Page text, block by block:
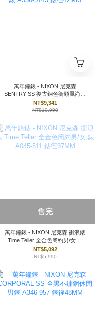
萬年鐘錶 - NIXON 尼克森
SENTRY SS 復古銅色街頭風尚男
錶 A356-5145 錶徑42MM
NT$9,341
NT$10,990
售完
萬年鐘錶 - NIXON 尼克森 衝浪錶
Time Teller 全金色簡約男/女 錶
A045-511 錶徑37MM
NT$5,092
NT$5,990